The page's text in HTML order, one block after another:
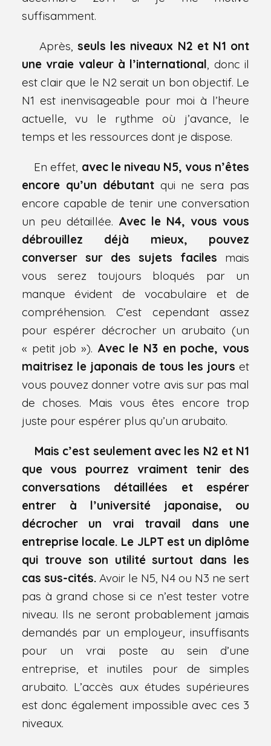
suffisamment.
Après, seuls les niveaux N2 et N1 ont
une vraie valeur à l’international , donc il
est clair que le N2 serait un bon objectif. Le
N1 est inenvisageable pour moi à l’heure
actuelle, vu le rythme où j’avance, le
temps et les ressources dont je dispose.
En effet, avec le niveau N5, vous n’êtes
encore qu’un débutantqui ne sera pas
encore capable de tenir une conversation
un peu détaillée. Avec le N4, vous vous
débrouillez déjà mieux, pouvez
converser sur des sujets faciles mais
vous serez toujours bloqués par un
manque évident de vocabulaire et de
compréhension. C’est cependant assez
pour espérer décrocher un arubaito (un
« petit job »). Avec le N3 en poche, vous
maitrisez le japonais de tous les jours et
vous pouvez donner votre avis sur pas mal
de choses. Mais vous êtes encore trop
juste pour espérer plus qu’un arubaito.
Mais c’est seulement avec les N2 et N1
que vous pourrez vraiment tenir des
conversations détaillées et espérer
entrer à l’université japonaise, ou
décrocher un vrai travail dans une
entreprise locale. Le JLPT est un diplôme
qui trouve son utilité surtout dans les
cas sus-cités.Avoir le N5, N4 ou N3 ne sert
pas à grand chose si ce n’est tester votre
niveau. Ils ne seront probablement jamais
demandés par un employeur, insuffisants
pour un vrai poste au sein d’une
entreprise, et inutiles pour de simples
arubaito. L’accès aux études supérieures
est donc également impossible avec ces 3
niveaux.